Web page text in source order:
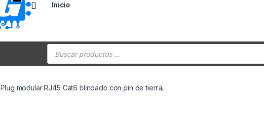
Inicio
Búsqueda de productos
Plug modular RJ45 Cat6 blindado con pin de tierra.